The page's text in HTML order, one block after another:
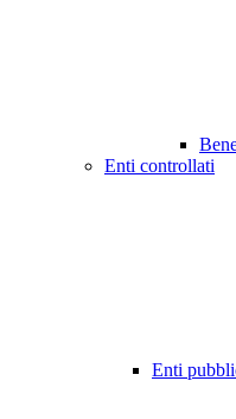
Enti controllati
Enti